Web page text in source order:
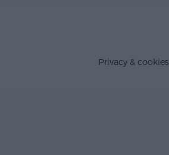
Privacy & cookies